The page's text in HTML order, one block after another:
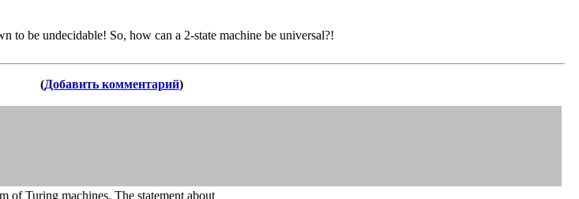
be undecidable! So, how can a 2-state machine be universal?!
(Добавить комментарий)
of Turing machines. The statement about